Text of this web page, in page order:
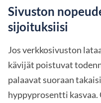
Sivuston
sijoituksiisi
Jos verkkosivuston
kävijät poistuvat
palaavat suoraan
hyppyprosentti